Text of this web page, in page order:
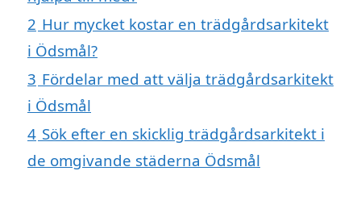
2 Hur mycket kostar en trädgårdsarkitekt
i Ödsmål?
3 Fördelar med att välja trädgårdsarkitekt
i Ödsmål
4 Sök efter en skicklig trädgårdsarkitekt i
de omgivande städerna Ödsmål